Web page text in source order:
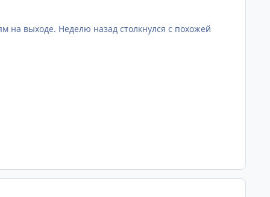
выходе. Неделю назад столкнулся с похожей